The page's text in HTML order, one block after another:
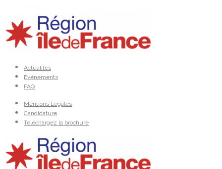
Actualités
Événements
FAQ
Mentions Légales
Candidature
Téléchargez la brochure